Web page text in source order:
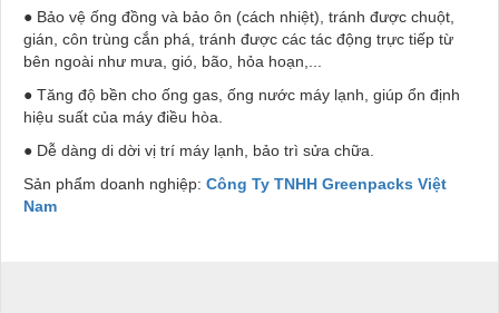
● Bảo vệ ống đồng và bảo ôn (cách nhiệt), tránh được chuột,
gián, côn trùng cắn phá, tránh được các tác động trực tiếp từ
bên ngoài như mưa, gió, bão, hỏa hoạn,...
● Tăng độ bền cho ống gas, ống nước máy lạnh, giúp ổn định
hiệu suất của máy điều hòa.
● Dễ dàng di dời vị trí máy lạnh, bảo trì sửa chữa.
Sản phẩm doanh nghiệp: Công Ty TNHH Greenpacks Việt
Nam